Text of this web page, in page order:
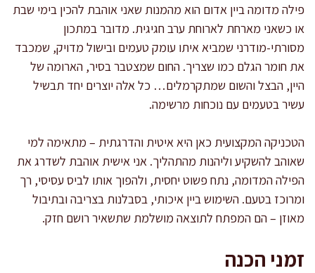
פילה מדומה ביין אדום הוא מהמנות שאני אוהבת להכין בימי שבת
או כשאני מארחת לארוחת ערב חגיגית. מדובר במתכון
מסורתי-מודרני שמביא איתו עומק טעמים ובישול מדויק, שמכבד
את חומר הגלם כמו שצריך. החום שמצטבר בסיר, הארומה של
היין, הבצל והשום שמתקרמלים… כל אלה יוצרים יחד תבשיל
עשיר בטעמים עם נוכחות מרשימה.
הטכניקה המקצועית כאן היא איטית והדרגתית – מתאימה למי
שאוהב להשקיע וליהנות מהתהליך. אני אישית אוהבת לשדרג את
הפילה המדומה, נתח פשוט יחסית, ולהפוך אותו לביס עסיסי, רך
ומרוכז בטעם. השימוש ביין איכותי, בסבלנות בצריבה ובתיבול
מאוזן – הם המפתח לתוצאה מושלמת שתשאיר רושם חזק.
זמני הכנה